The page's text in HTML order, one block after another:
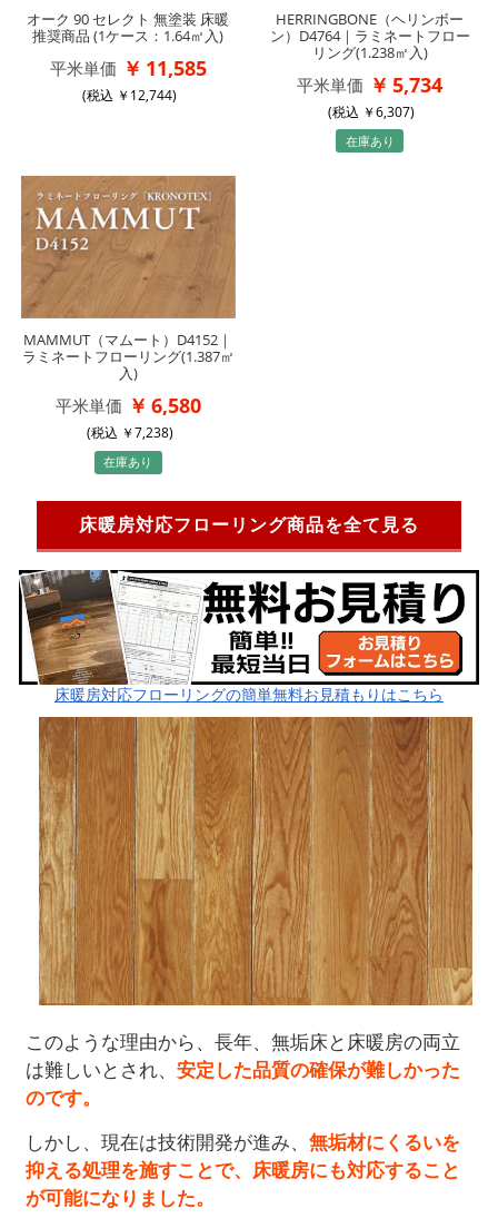
オーク 90 セレクト 無塗装 床暖
推奨商品 (1ケース：1.64㎡入)
平米単価 11,585
(税込 12,744)
HERRINGBONE（ヘリンボー
ン）D4764｜ラミネートフロー
リング(1.238㎡入)
平米単価 5,734
(税込 6,307)
在庫あり
MAMMUT（マムート）D4152｜
ラミネートフローリング(1.387㎡
入)
平米単価 6,580
(税込 7,238)
在庫あり
床暖房対応フローリング商品を全て見る
床暖房対応フローリングの簡単無料お見積もりはこちら
このような理由から、長年、無垢床と床暖房の両立
は難しいとされ、安定した品質の確保が難しかった
のです。
しかし、現在は技術開発が進み、無垢材にくるいを
抑える処理を施すことで、床暖房にも対応すること
が可能になりました。